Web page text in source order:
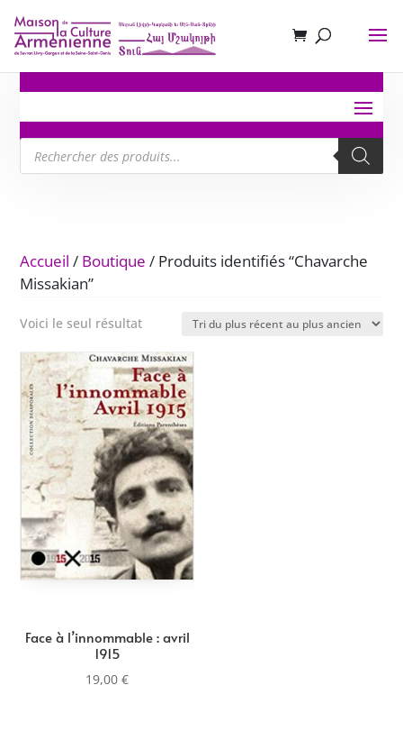
Recherche
de
produits
Accueil / Boutique / Produits identifiés “Chavarche
Missakian”
Voici le seul résultat
Face à l’innommable : avril
1915
19,00€